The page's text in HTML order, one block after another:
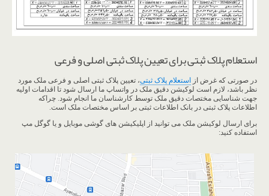
استعلام پلاک ثبتی برای تعیین پلاک ثبتی اصلی و فرعی
در صورتی که غرض از استعلام پلاک ثبتی، تعیین پلاک ثبتی اصلی و فرعی ملک مورد
نظر باشد، لازم است لوکیشن دقیق ملک در واتساپ ما ارسال شود تا اقدامات اولیه
جهت شناسایی مختصات دقیق ملک توسط کارشناسان ما انجام شود. چراکه
اطلاعات پلاک ثبتی در بانک اطلاعات ثبتی بر اساس مختصات ملک است.
برای ارسال لوکیشن ملک می توانید از اپلیکیشن های گوشی موبایل و یا گوگل مپ
استفاده کنید: